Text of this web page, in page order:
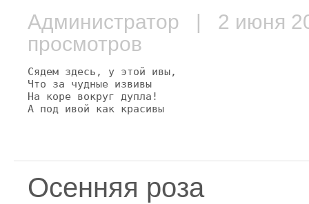
Администратор | 2 июня
просмотров
Сядем здесь, у этой ивы,
Что за чудные извивы
На коре вокруг дупла!
А под ивой как красивы
Осенняя роза